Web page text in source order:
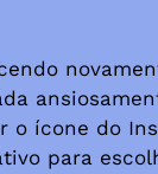
o ícone do
para